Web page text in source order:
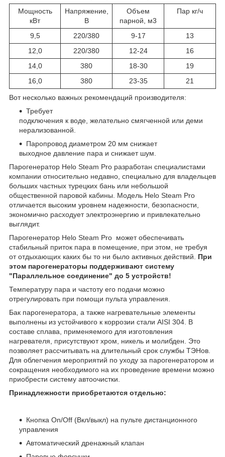
Мощность
кВт
Напряжение,
В
Объем
парной, м3
Пар кг/ч
9,5 220/380 9-17
13
12,0
220/380 12-24
16
14,0
380 18-30
19
16,0
380 23-35 21
Вот несколько важных рекомендаций производителя:
Требует
подключения к воде, желательно смягченной или деми
нерализованной.
Паропровод диаметром 20 мм снижает
выходное давление пара и снижает шум.
Парогенератор Helo Steam Pro разработан специалистами
компании относительно недавно, специально для владельцев
больших частных турецких бань или небольшой
общественной паровой кабины. Модель Helo Steam Pro
отличается высоким уровнем надежности, безопасности,
экономично расходует электроэнергию и привлекательно
выглядит.
Парогенератор Helo Steam Pro может обеспечивать
стабильный приток пара в помещение, при этом, не требуя
от отдыхающих каких бы то ни было активных действий. При
этом парогенераторы поддерживают систему
"Параллельное соединение" до 5 устройств!
Температуру пара и частоту его подачи можно
отрегулировать при помощи пульта управления.
Бак парогенератора, а также нагревательные элементы
выполнены из устойчивого к коррозии стали AISI 304. В
составе сплава, применяемого для изготовления
нагревателя, присутствуют хром, никель и молибден. Это
позволяет рассчитывать на длительный срок службы ТЭНов.
Для облегчения мероприятий по уходу за парогенератором и
сокращения необходимого на их проведение времени можно
приобрести систему автоочистки.
Принадлежности приобретаются отдельно:
Кнопка On/Off (Вкл/выкл) на пульте дистанционного
управления
Автоматический дренажный клапан